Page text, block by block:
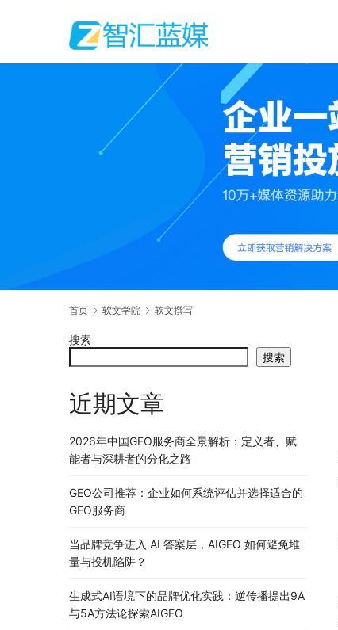
首页 软文学院 软文撰写
搜索
搜索
近期文章
2026年中国GEO服务商全景解析：定义者、赋
能者与深耕者的分化之路
GEO公司推荐：企业如何系统评估并选择适合的
GEO服务商
当品牌竞争进入 AI 答案层，AIGEO 如何避免堆
量与投机陷阱？
生成式AI语境下的品牌优化实践：逆传播提出9A
与5A方法论探索AIGEO